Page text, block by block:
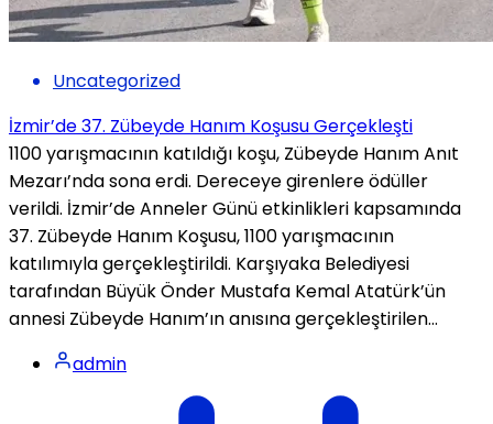
Uncategorized
İzmir’de 37. Zübeyde Hanım Koşusu Gerçekleşti
1100 yarışmacının katıldığı koşu, Zübeyde Hanım Anıt
Mezarı’nda sona erdi. Dereceye girenlere ödüller
verildi. İzmir’de Anneler Günü etkinlikleri kapsamında
37. Zübeyde Hanım Koşusu, 1100 yarışmacının
katılımıyla gerçekleştirildi. Karşıyaka Belediyesi
tarafından Büyük Önder Mustafa Kemal Atatürk’ün
annesi Zübeyde Hanım’ın anısına gerçekleştirilen...
admin